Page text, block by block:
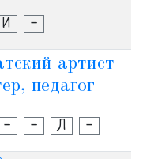
И -
артист
педагог
- - Л -